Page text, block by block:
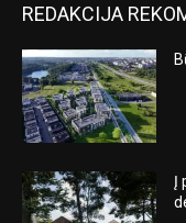
REDAKCIJA
Į